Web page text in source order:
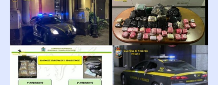
kg
di
droga
tra
cocaina
e
hashish
ad